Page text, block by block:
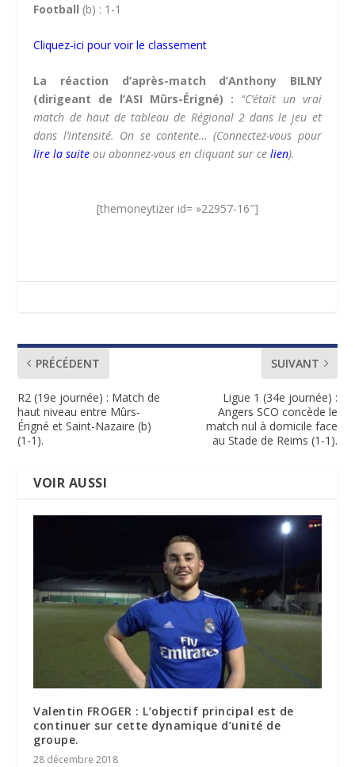
Football (b) : 1-1
Cliquez-ici pour voir le classement
La réaction d’après-match d’Anthony BILNY
(dirigeant de l’ASI Mûrs-Érigné) : “C’était un vrai
match de haut de tableau de Régional 2 dans le jeu et
dans l’intensité. On se contente…(Connectez-vous pour
lire la suite ou abonnez-vous en cliquant sur celien).
[themoneytizer id= »22957-16″]
PRÉCÉDENT
R2 (19e journée) : Match de
haut niveau entre Mûrs-
Érigné et Saint-Nazaire (b)
(1-1).
SUIVANT
Ligue 1 (34e journée) :
Angers SCO concède le
match nul à domicile face
au Stade de Reims (1-1).
VOIR AUSSI
Valentin FROGER : L’objectif principal est de
continuer sur cette dynamique d’unité de
groupe.
28 décembre 2018